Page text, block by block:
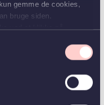
gemme de cookies,
bruge siden.